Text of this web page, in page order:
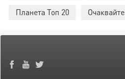
Планета Топ 20
Очаквайте